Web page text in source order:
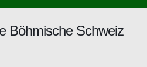
Böhmische Schweiz